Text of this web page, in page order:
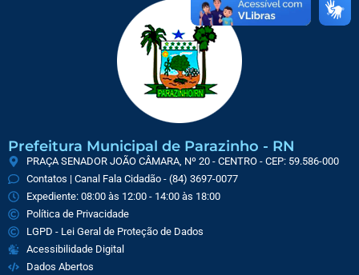
Prefeitura Municipal de Parazinho - RN
PRAÇA SENADOR JOÃO CÂMARA, Nº 20 - CENTRO - CEP: 59.586-000
Contatos | Canal Fala Cidadão - (84) 3697-0077
Expediente: 08:00 às 12:00 - 14:00 às 18:00
Política de Privacidade
LGPD - Lei Geral de Proteção de Dados
Acessibilidade Digital
Dados Abertos